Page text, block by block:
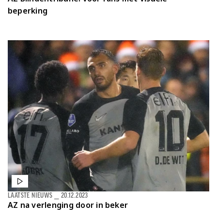
beperking
AZ na verlenging door in beker
LAATSTE NIEUWS 20.12.2023